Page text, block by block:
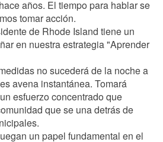
años. El tiempo para hablar se
tomar acción.
de Rhode Island tiene un
en nuestra estrategia "Aprender
no sucederá de la noche a
avena instantánea. Tomará
esfuerzo concentrado que
que se una detrás de
un papel fundamental en el